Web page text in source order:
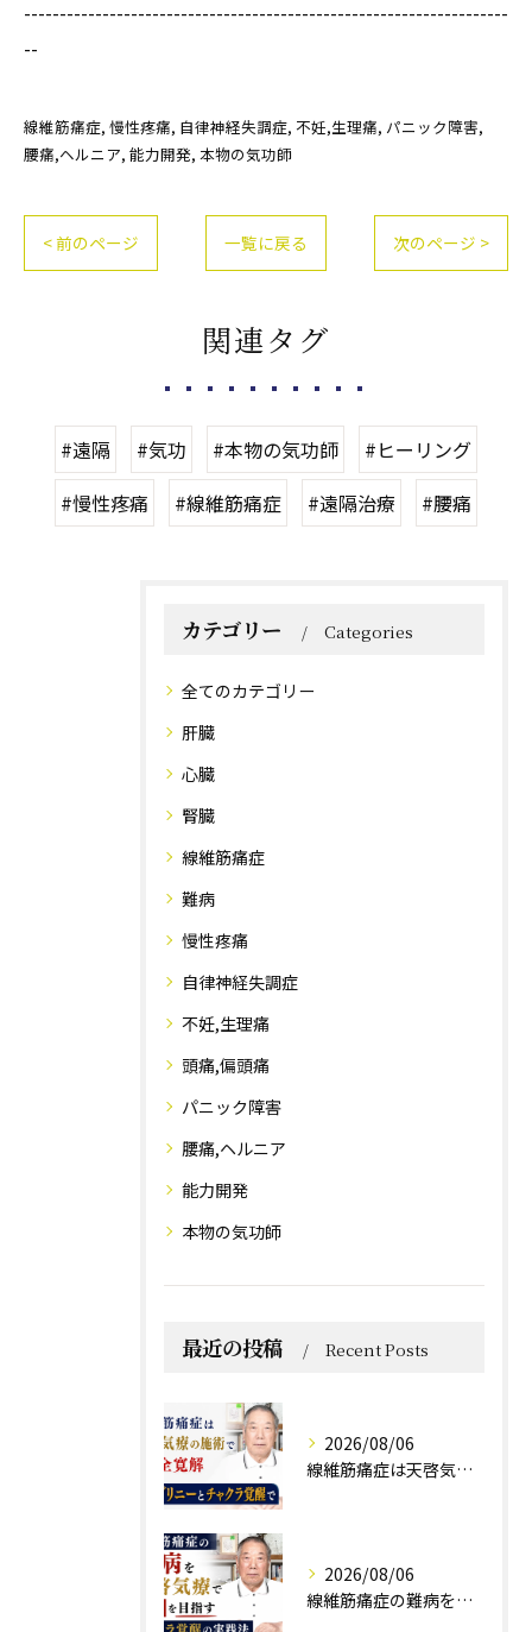
--------------------------------------------------------------------
--
線維筋痛症 慢性疼痛 自律神経失調症 不妊,生理痛 パニック障害
腰痛,ヘルニア 能力開発 本物の気功師
< 前のページ 一覧に戻る 次のページ >
関連タグ
#遠隔 #気功 #本物の気功師
#ヒーリング
#慢性疼痛
#線維筋痛症 #遠隔治療 #腰痛
カテゴリー Categories
全てのカテゴリー
肝臓
心臓
腎臓
線維筋痛症
難病
慢性疼痛
自律神経失調症
不妊,生理痛
頭痛,偏頭痛
パニック障害
腰痛,ヘルニア
能力開発
本物の気功師
最近の投稿 Recent Posts
2026/08/06
線維筋痛症は天啓気療の施術で完全寛解 クンダリニーとチャクラ覚醒で
2026/08/06
線維筋痛症の難病を天啓気療で寛解を目指すチャクラ覚醒の実践法